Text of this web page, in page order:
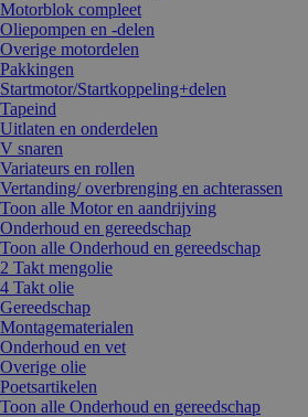
Motorblok compleet
Oliepompen en -delen
Overige motordelen
Pakkingen
Startmotor/Startkoppeling+delen
Tapeind
Uitlaten en onderdelen
V snaren
Variateurs en rollen
Vertanding/ overbrenging en achterassen
Toon alle Motor en aandrijving
Onderhoud en gereedschap
Toon alle Onderhoud en gereedschap
2 Takt mengolie
4 Takt olie
Gereedschap
Montagematerialen
Onderhoud en vet
Overige olie
Poetsartikelen
Toon alle Onderhoud en gereedschap